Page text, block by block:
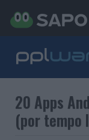
20 Apps
(por tempo